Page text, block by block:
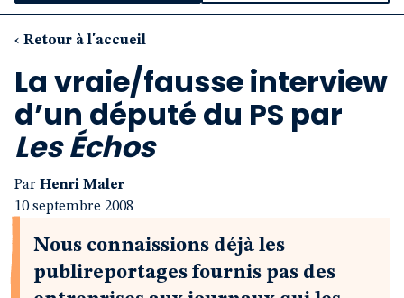
Nos propositions
Notre revue
Boutique
‹ Retour à l'accueil
La vraie/fausse interview
d’un député du PS par
Les Échos
Par Henri Maler
10 septembre 2008
Nous connaissions déjà les
publireportages fournis pas des